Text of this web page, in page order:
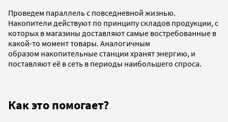
Проведем параллель с повседневной жизнью.
Накопители действуют по принципу складов продукции, с
которых в магазины доставляют самые востребованные в
какой-то момент товары. Аналогичным
образом накопительные станции хранят энергию, и
поставляют её в сеть в периоды наибольшего спроса.
Как это помогает?